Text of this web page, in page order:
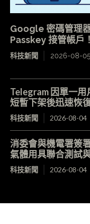
Google 密碼管理
Passkey 接管帳戶！
科技新聞 2026-08-05
Telegram 因單一
短暫下架後迅速恢
科技新聞 2026-08-04
消委會與機電署簽
氣體用具聯合測試
科技新聞 2026-08-04